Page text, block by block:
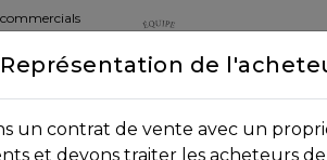
2P7 DEPUIS 2013
de
un contrat de vente avec un
et devons traiter les acheteurs